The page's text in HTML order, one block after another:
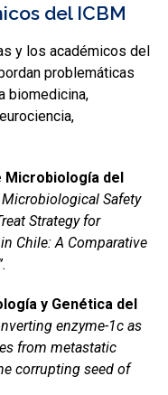
del ICBM
y los académicos del
problemáticas
biomedicina,
Microbiología del
Safety
Strategy for
Chile: A Comparative
y Genética del
enzyme-1c as
from metastatic
corrupting seed of